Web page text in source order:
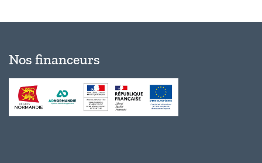
Nos financeurs